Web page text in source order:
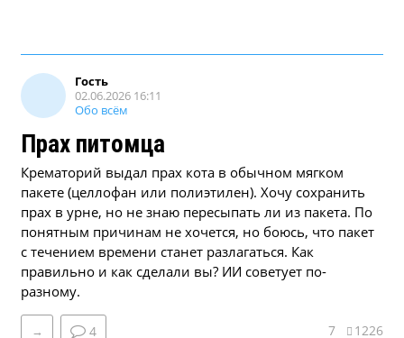
Гость
02.06.2026 16:11
Обо всём
Прах питомца
Крематорий выдал прах кота в обычном мягком
пакете (целлофан или полиэтилен). Хочу сохранить
прах в урне, но не знаю пересыпать ли из пакета. По
понятным причинам не хочется, но боюсь, что пакет
с течением времени станет разлагаться. Как
правильно и как сделали вы? ИИ советует по-
разному.
→ 4 7 1226